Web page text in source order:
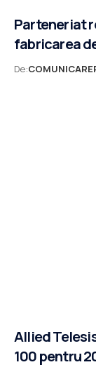
Parteneriat
fabricarea
De:
Allied
100 pentru